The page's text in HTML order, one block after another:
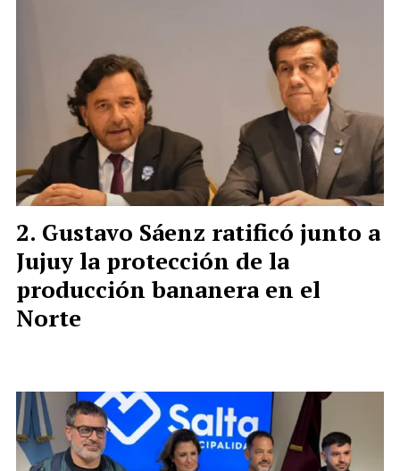
Gustavo Sáenz ratificó junto a
Jujuy la protección de la
producción bananera en el
Norte